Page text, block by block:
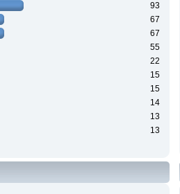
93
67
67
55
22
15
15
14
13
13